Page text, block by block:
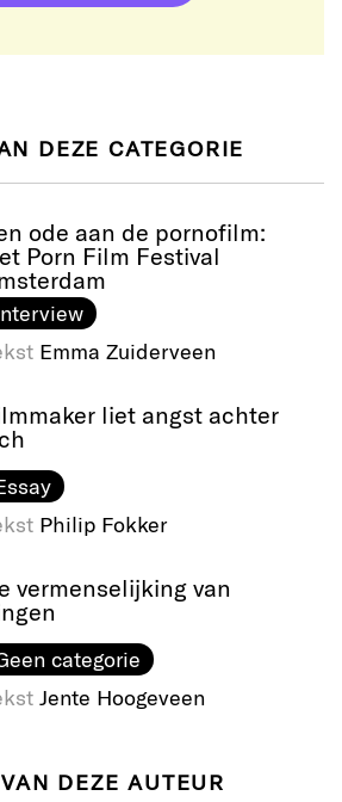
DEZE CATEGORIE
ode aan de pornofilm:
Porn Film Festival
Emma Zuiderveen
liet angst achter
Philip Fokker
vermenselijking van
categorie
Jente Hoogeveen
DEZE AUTEUR